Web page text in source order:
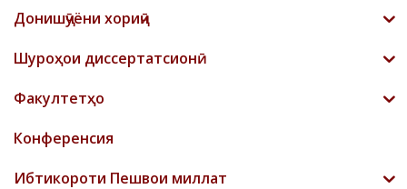
Донишҷӯёни хориҷӣ
Шyроҳои диссертатсионӣ
Факултетҳо
Конференсия
Ибтикороти Пешвои миллат